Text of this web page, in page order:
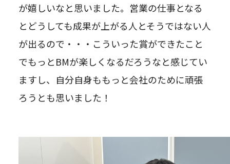
が嬉しいなと思いました。営業の仕事となる
とどうしても成果が上がる人とそうではない人
が出るので・・・こういった賞ができたこと
でもっとBMが楽しくなるだろうなと感じてい
ますし、自分自身ももっと会社のために頑張
ろうとも思いました！